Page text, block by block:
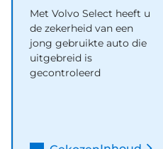
bedieningsknoppen in het
conditioning met timer
- Blind Spot Information
Change Merge Assist en
Alert met Auto Brake en
bestuurdersstoel met geheugen
quilted Charcoal
armsteun achter met
Met Volvo Select heeft u
de zekerheid van een
jong gebruikte auto die
uitgebreid is
gecontroleerd